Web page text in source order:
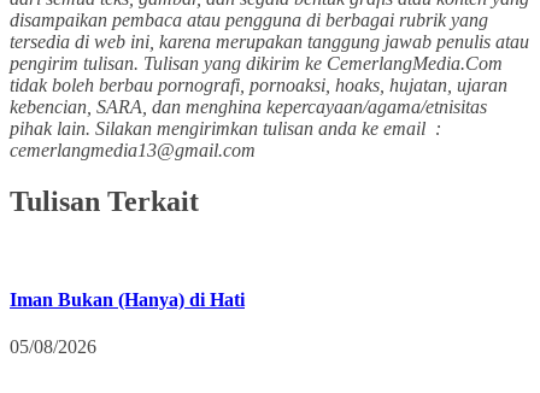
disampaikan pembaca atau pengguna di berbagai rubrik yang
tersedia di web ini, karena merupakan tanggung jawab penulis atau
pengirim tulisan. Tulisan yang dikirim ke CemerlangMedia.Com
tidak boleh berbau pornografi, pornoaksi, hoaks, hujatan, ujaran
kebencian, SARA, dan menghina kepercayaan/agama/etnisitas
pihak lain. Silakan mengirimkan tulisan anda ke email :
cemerlangmedia13@gmail.com
Tulisan Terkait
Iman Bukan (Hanya) di Hati
05/08/2026